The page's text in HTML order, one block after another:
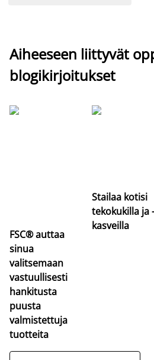
Aiheeseen liittyvät
blogikirjoitukset
FSC® auttaa
sinua
valitsemaan
vastuullisesti
hankitusta
puusta
valmistettuja
tuotteita
Stailaa kotisi
tekokukilla ja -
kasveilla